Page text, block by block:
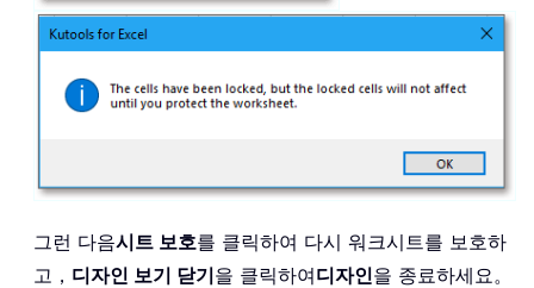
그런 다음시트 보호를 클릭하여 다시 워크시트를 보호하
고， 디자인 보기 닫기을 클릭하여디자인을 종료하세요。